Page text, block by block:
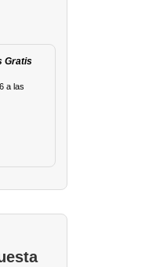
Gratis
a las